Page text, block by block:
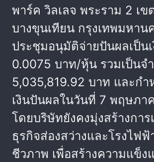
พาร์ค วิลเลจ พระราม 2 เข
บางขุนเทียน กรุงเทพมหาน
ประชุมอนุมัติจ่ายปันผลเป็น
0.0075 บาท/หุ้น รวมเป็นจ
5,035,819.92 บาท และกำ
เงินปันผลในวันที่ 7 พฤษภา
โดยบริษัทยังคงมุ่งสร้างการ
ธุรกิจส่องสว่างและโรงไฟฟ้
ชีวภาพ เพื่อสร้างความแข็ง